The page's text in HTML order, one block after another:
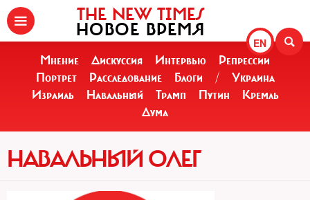
EN
THE NEW TIMES
НОВОЕ ВРЕМЯ
Мнение Дискуссия Интервью
Репрессии
Портрет
Расследование Блоги /
Украина
Израиль
Навальный Трамп Путин
Кремль
Дума
НАВАЛЬНЫЙ ОЛЕГ